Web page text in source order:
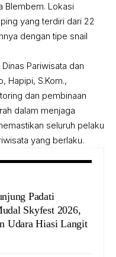
Blembem. Lokasi
yang terdiri dari 22
dengan tipe snail
Pariwisata dan
Hapipi, S.Kom.,
dan pembinaan
dalam menjaga
seluruh pelaku
yang berlaku.
Padati
Skyfest 2026,
Udara Hiasi Langit